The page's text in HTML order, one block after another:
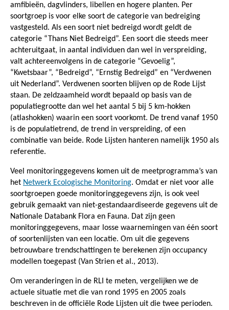
amfibieën, dagvlinders, libellen en hogere planten. Per
soortgroep is voor elke soort de categorie van bedreiging
vastgesteld. Als een soort niet bedreigd wordt geldt de
categorie “Thans Niet Bedreigd”. Een soort die steeds meer
achteruitgaat, in aantal individuen dan wel in verspreiding,
valt achtereenvolgens in de categorie “Gevoelig”,
“Kwetsbaar”, “Bedreigd”, “Ernstig Bedreigd” en “Verdwenen
uit Nederland”. Verdwenen soorten blijven op de Rode Lijst
staan. De zeldzaamheid wordt bepaald op basis van de
populatiegrootte dan wel het aantal 5 bij 5 km-hokken
(atlashokken) waarin een soort voorkomt. De trend vanaf 1950
is de populatietrend, de trend in verspreiding, of een
combinatie van beide. Rode Lijsten hanteren namelijk 1950 als
referentie.
Veel monitoringgegevens komen uit de meetprogramma’s van
het Netwerk Ecologische Monitoring. Omdat er niet voor alle
soortgroepen goede monitoringgegevens zijn, is ook veel
gebruik gemaakt van niet-gestandaardiseerde gegevens uit de
Nationale Databank Flora en Fauna. Dat zijn geen
monitoringgegevens, maar losse waarnemingen van één soort
of soortenlijsten van een locatie. Om uit die gegevens
betrouwbare trendschattingen te berekenen zijn occupancy
modellen toegepast (Van Strien et al., 2013).
Om veranderingen in de RLI te meten, vergelijken we de
actuele situatie met die van rond 1995 en 2005 zoals
beschreven in de officiële Rode Lijsten uit die twee perioden.